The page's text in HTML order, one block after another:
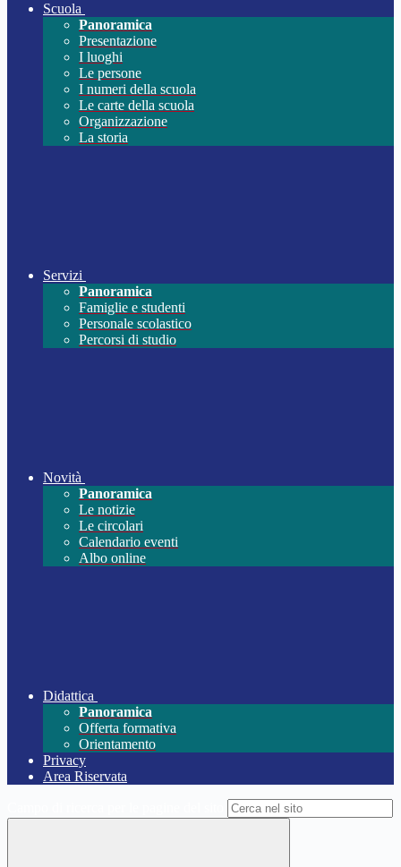
Scuola
Panoramica
Presentazione
I luoghi
Le persone
I numeri della scuola
Le carte della scuola
Organizzazione
La storia
Servizi
Panoramica
Famiglie e studenti
Personale scolastico
Percorsi di studio
Novità
Panoramica
Le notizie
Le circolari
Calendario eventi
Albo online
Didattica
Panoramica
Offerta formativa
Orientamento
Privacy
Area Riservata